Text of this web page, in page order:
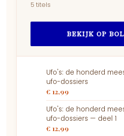
5 titels
BEKIJK OP
Ufo's: de honderd
ufo-dossiers
€ 12,99
Ufo's: de honderd
ufo-dossiers — deel 1
€ 12,99